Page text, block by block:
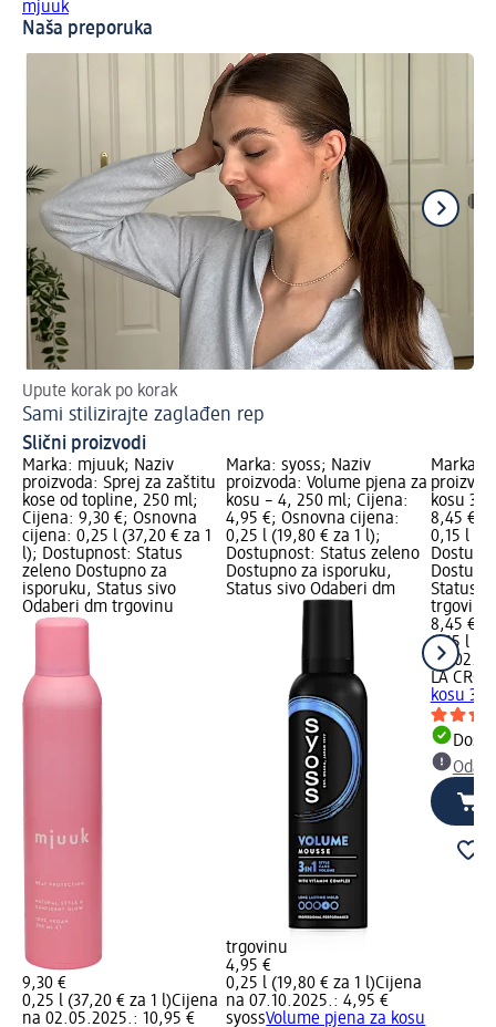
mjuuk
Naša preporuka
Upute korak po korak
Sami stilizirajte zaglađen rep
Slični proizvodi
Marka: mjuuk; Naziv
proizvoda: Sprej za zaštitu
kose od topline, 250 ml;
Cijena: 9,30 €; Osnovna
cijena: 0,25 l (37,20 € za 1
l); Dostupnost: Status
zeleno Dostupno za
isporuku, Status sivo
Odaberi dm trgovinu
9,30 €
0,25 l (37,20 € za 1 l)Cijena
na 02.05.2025.: 10,95 €
Marka: syoss; Naziv
proizvoda: Volume pjena za
kosu – 4, 250 ml; Cijena:
4,95 €; Osnovna cijena:
0,25 l (19,80 € za 1 l);
Dostupnost: Status zeleno
Dostupno za isporuku,
Status sivo Odaberi dm
trgovinu
4,95 €
0,25 l (19,80 € za 1 l)Cijena
na 07.10.2025.: 4,95 €
syossVolume pjena za kosu
Marka:
kosu
8,45 €;
0,15 l
Status
trgovinu
8,45 €
0,15 l
na
LA CROA
kosu